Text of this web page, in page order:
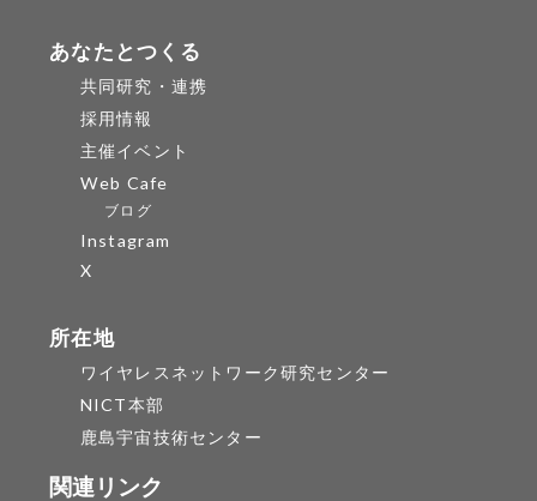
あなたとつくる
共同研究・連携
採用情報
主催イベント
Web Cafe
ブログ
Instagram
X
所在地
ワイヤレスネットワーク研究センター
NICT本部
鹿島宇宙技術センター
関連リンク